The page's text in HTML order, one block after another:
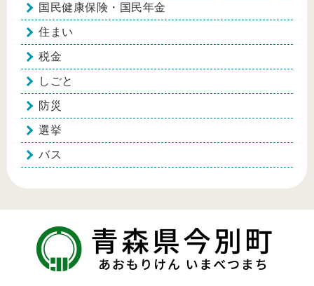
国民健康保険・国民年金
住まい
税金
しごと
防災
選挙
バス